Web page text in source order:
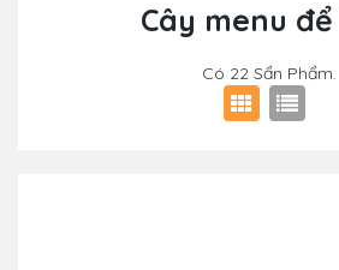
Cây menu
Có 22 Sẩn Phẩm.